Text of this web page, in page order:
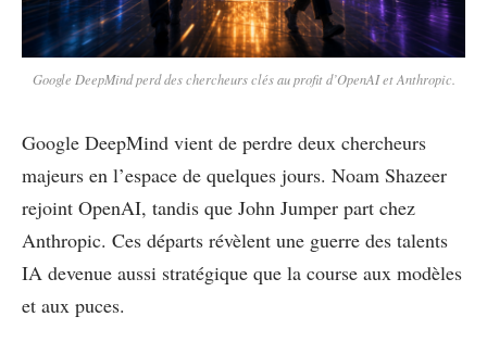
Google DeepMind perd des chercheurs clés au profit d’OpenAI et Anthropic.
Google DeepMind vient de perdre deux chercheurs
majeurs en l’espace de quelques jours. Noam Shazeer
rejoint OpenAI, tandis que John Jumper part chez
Anthropic. Ces départs révèlent une guerre des talents
IA devenue aussi stratégique que la course aux modèles
et aux puces.